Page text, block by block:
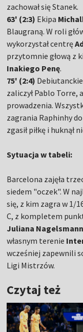
zachował się Stanek.
63' (2:3) Ekipa
Blaugraną. W roli
wykorzystał centrę
przytomnie głową z
Inakiego Penę.
75' (2:4)
zaliczył Pablo Torre,
prowadzenia.
zagrania Raphinhy
zgasił piłkę i huknął
Sytuacja w tabeli:
Barcelona zajęła
siedem "oczek". W
się, z kim zagra w 1/
C, z kompletem
Juliana
własnym terenie
wcześniej zapewnili
Ligi Mistrzów.
Czytaj też